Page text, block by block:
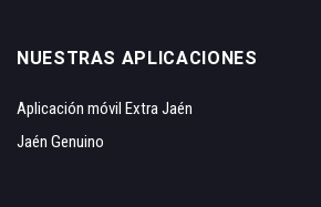
NUESTRAS APLICACIONES
Aplicación móvil Extra Jaén
Jaén Genuino